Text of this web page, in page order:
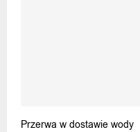
Przerwa w dostawie wody